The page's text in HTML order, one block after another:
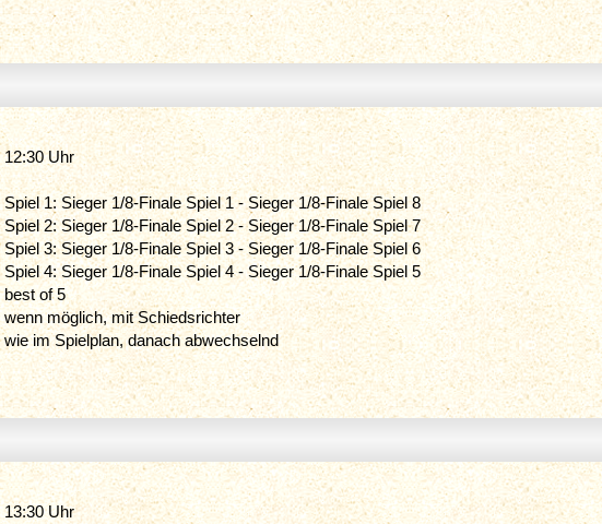
12:30 Uhr
Spiel 1: Sieger 1/8-Finale Spiel 1 - Sieger 1/8-Finale Spiel 8
Spiel 2: Sieger 1/8-Finale Spiel 2 - Sieger 1/8-Finale Spiel 7
Spiel 3: Sieger 1/8-Finale Spiel 3 - Sieger 1/8-Finale Spiel 6
Spiel 4: Sieger 1/8-Finale Spiel 4 - Sieger 1/8-Finale Spiel 5
best of 5
wenn möglich, mit Schiedsrichter
wie im Spielplan, danach abwechselnd
13:30 Uhr